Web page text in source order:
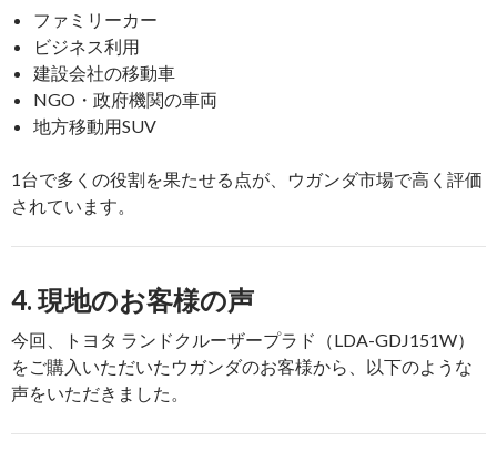
ファミリーカー
ビジネス利用
建設会社の移動車
NGO・政府機関の車両
地方移動用SUV
1台で多くの役割を果たせる点が、ウガンダ市場で高く評価
されています。
4. 現地のお客様の声
今回、トヨタ ランドクルーザープラド（LDA-GDJ151W）
をご購入いただいたウガンダのお客様から、以下のような
声をいただきました。